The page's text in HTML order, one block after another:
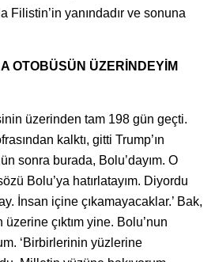
Filistin’in yanındadır ve sonuna
OTOBÜSÜN ÜZERİNDEYİM
üzerinden tam 198 gün geçti.
kalktı, gitti Trump’ın
sonra burada, Bolu’dayım. O
Bolu’ya hatırlatayım. Diyordu
İnsan içine çıkamayacaklar.’ Bak,
çıktım yine. Bolu’nun
‘Birbirlerinin yüzlerine